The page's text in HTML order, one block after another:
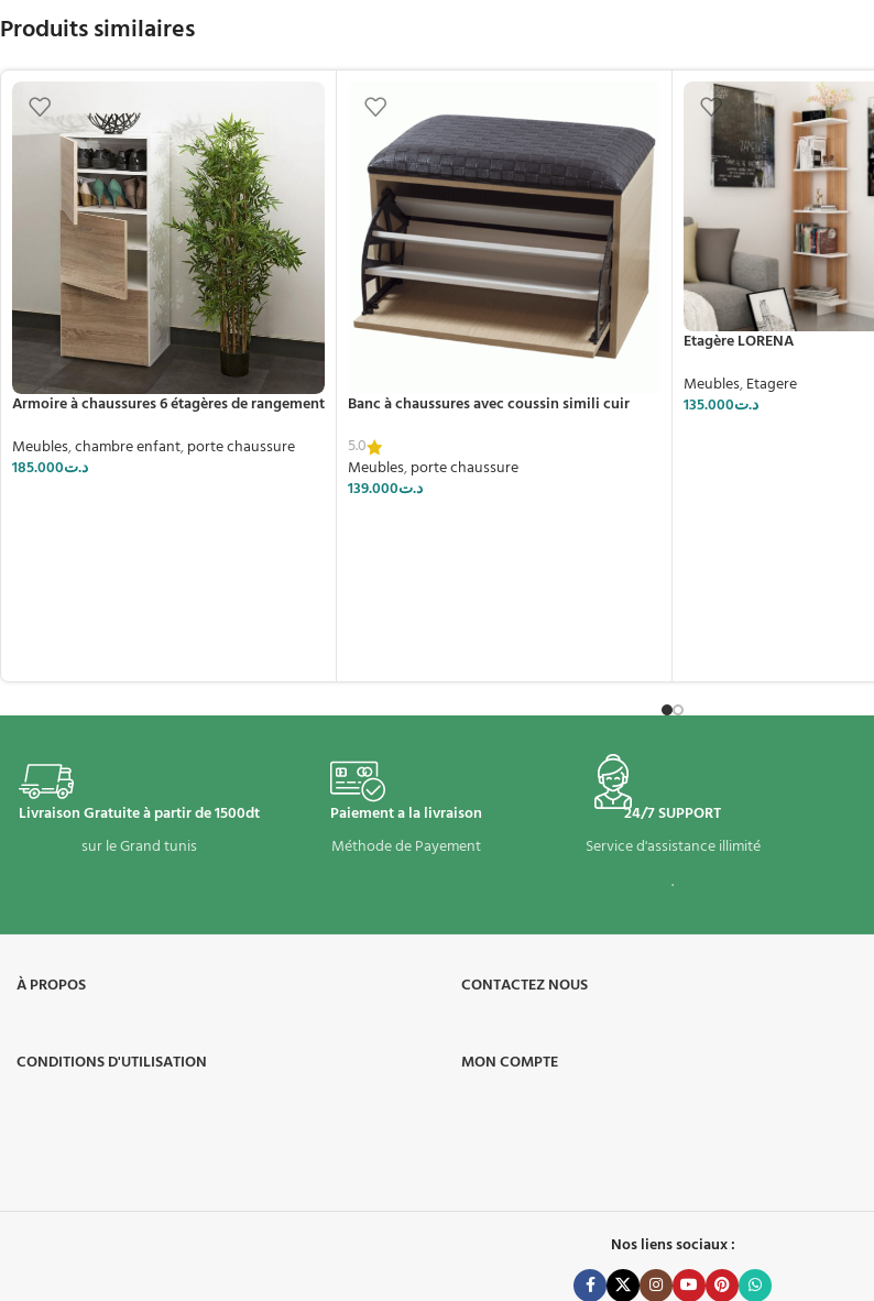
Produits similaires
Armoire à chaussures 6 étagères de rangement
Meubles,chambre enfant,porte chaussure
د.ت185.000
Banc à chaussures avec coussin simili cuir
5.0
Meubles,porte chaussure
د.ت139.000
Etagère LORENA
Meubles,Etagere
د.ت135.000
Livraison Gratuite à partir de 1500dt
sur le Grand tunis
Paiement a la livraison
Méthode de Payement
24/7 SUPPORT
Service d'assistance illimité
.
À PROPOS​
CONDITIONS D'UTILISATION
CONTACTEZ NOUS
MON COMPTE
Nos liens sociaux :